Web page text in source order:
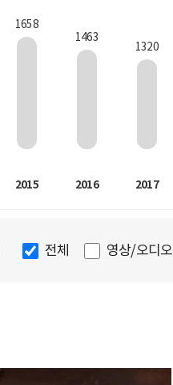
1658
2015
1463
2016
1320
2017
전체 영상/오디오